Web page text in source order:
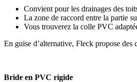
Convient pour les drainages des
La zone de raccord entre la partie
Vous trouverez la colle PVC
En guise d’alternative, Fleck propose
Bride en PVC rigide